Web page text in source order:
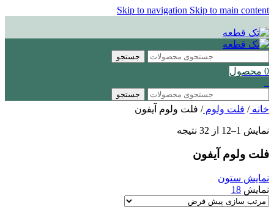
Skip to navigation Skip to main content
جستجو
0 محصول
جستجو
خانه/ فلت ولوم/ فلت ولوم آیفون
نمایش 1–12 از 32 نتیجه
فلت ولوم آیفون
نمایش ستون
نمایش 18